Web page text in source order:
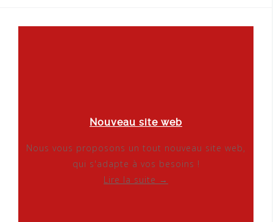
Nouveau site web
Nous vous proposons un tout nouveau site web,
qui s'adapte à vos besoins !
Lire la suite →